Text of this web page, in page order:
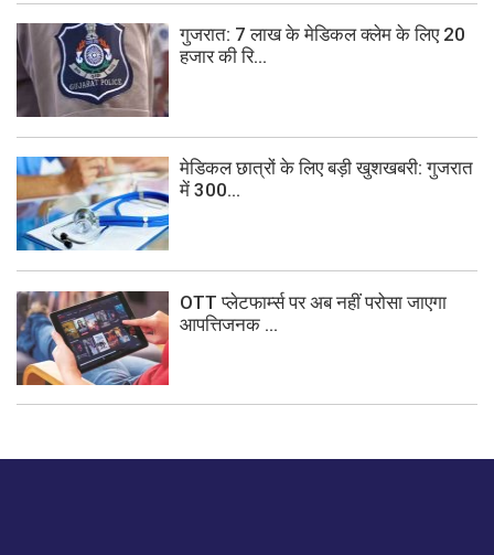
गुजरात: 7 लाख के मेडिकल क्लेम के लिए 20
हजार की रि...
मेडिकल छात्रों के लिए बड़ी खुशखबरी: गुजरात
में 300...
OTT प्लेटफार्म्स पर अब नहीं परोसा जाएगा
आपत्तिजनक ...